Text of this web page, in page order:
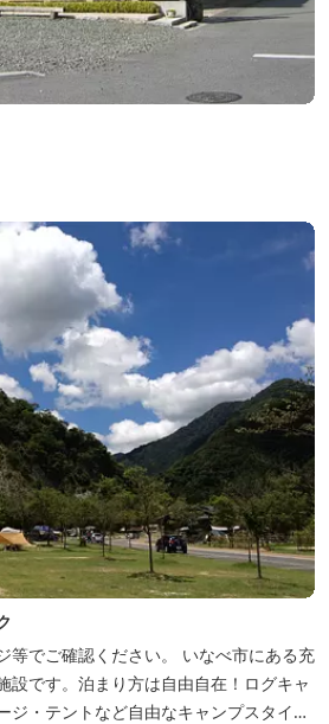
ください。 いなべ市にある充
設です。泊まり方は自由自在！ログキャ
ジ・テントなど自由なキャンプスタイル